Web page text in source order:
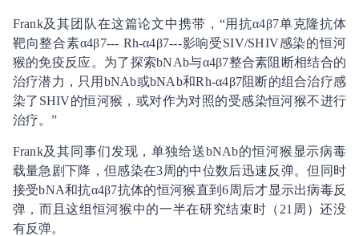
Frank及其团队在这篇论文中携带，“用抗α4β7单克隆抗体
靶向整合素α4β7--- Rh-α4β7---影响受SIV/SHIV感染的恒河
猴的免疫反应。为了探索bNAb与α4β7整合素阻断相结合的
治疗潜力，只用bNAb或bNAb和Rh-α4β7阻断的组合治疗感
染了SHIV的恒河猴，或对作为对照的受感染恒河猴不进行
治疗。”
Frank及其同事们发现，单独给送bNAb的恒河猴显示病毒
载量急剧下降，但感染在3周的中位数后迅速反弹。但同时
接受bNA和抗α4β7抗体的恒河猴直到6周后才显示出病毒反
弹，而且这组恒河猴中的一半在研究结束时（21周）还没
有反弹。